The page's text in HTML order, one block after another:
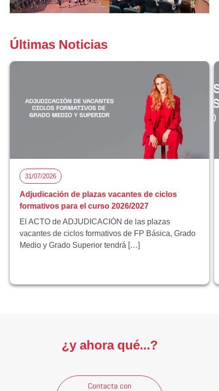
Últimas Noticias
31/07/2026
Adjudicación de plazas vacantes de ciclos
formativos para el curso 2026/2027
El ACTO de ADJUDICACIÓN de las plazas
vacantes de ciclos formativos de FP Básica, Grado
Medio y Grado Superior tendrá […]
¿y ahora qué...?
Contacta con